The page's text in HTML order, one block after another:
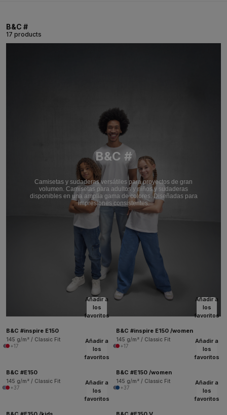
B&C #
17 products
B&C #
Camisetas y sudaderas versátiles para proyectos de gran
volumen. Camisetas para adultos y niños y sudaderas
disponibles en una amplia gama de colores. Diseñadas para
impresiones consistentes.
Añadir a
los
favoritos
B&C #inspire E150
145 g/m² / Classic Fit
+17
Añadir a
los
favoritos
B&C #inspire E150 /women
145 g/m² / Classic Fit
+17
Añadir a
los
favoritos
B&C #E150
145 g/m² / Classic Fit
+37
Añadir a
los
favoritos
B&C #E150 /women
145 g/m² / Classic Fit
+37
Añadir a
los
favoritos
Añadir a
los
favoritos